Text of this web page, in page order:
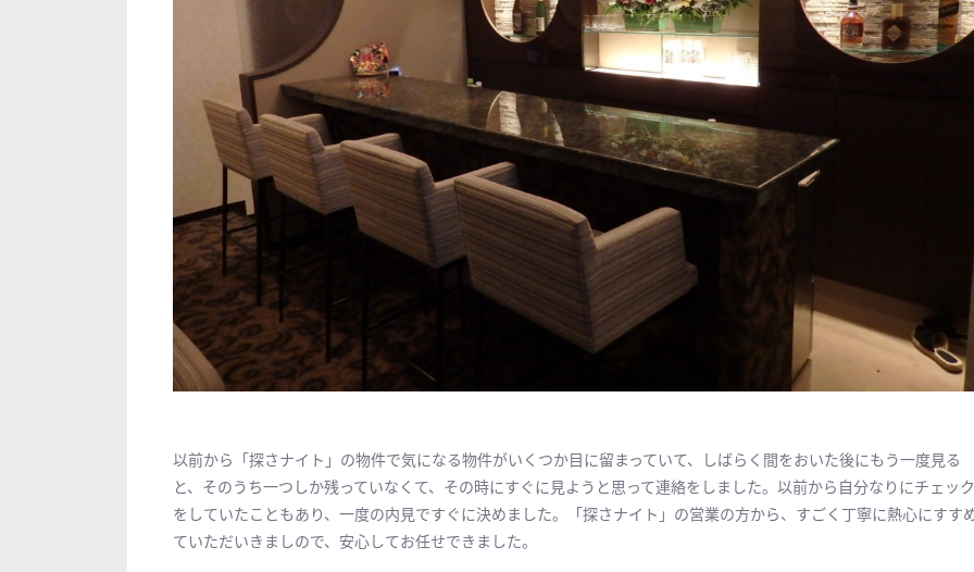
以前から「探さナイト」の物件で気になる物件がいくつか目に留まっていて、しばらく間をおいた後にもう一度見る
と、そのうち一つしか残っていなくて、その時にすぐに見ようと思って連絡をしました。以前から自分なりにチェック
をしていたこともあり、一度の内見ですぐに決めました。「探さナイト」の営業の方から、すごく丁寧に熱心にすす
ていただいきましので、安心してお任せできました。